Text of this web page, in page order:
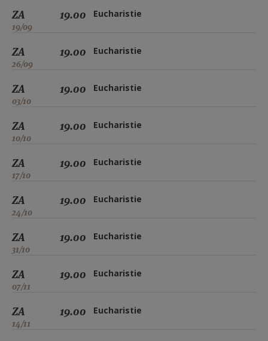
ZA
19/09
19.00 Eucharistie
ZA
26/09
19.00 Eucharistie
ZA
03/10
19.00 Eucharistie
ZA
10/10
19.00 Eucharistie
ZA
17/10
19.00 Eucharistie
ZA
24/10
19.00 Eucharistie
ZA
31/10
19.00 Eucharistie
ZA
07/11
19.00 Eucharistie
ZA
14/11
19.00 Eucharistie